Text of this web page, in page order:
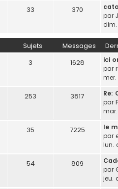
33 370
par
dim.
Sujets Messages
3 1628
ici
par
mer.
253 3817
Re:
par
mar.
35 7225
le
par
lun.
54 809
par
jeu.